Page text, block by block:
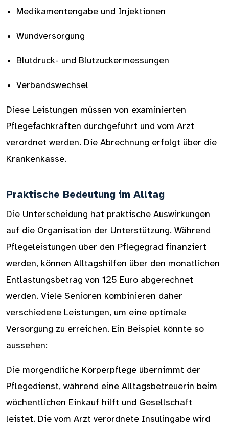
Medikamentengabe und Injektionen
Wundversorgung
Blutdruck- und Blutzuckermessungen
Verbandswechsel
Diese Leistungen müssen von examinierten
Pflegefachkräften durchgeführt und vom Arzt
verordnet werden. Die Abrechnung erfolgt über die
Krankenkasse.
Praktische Bedeutung im Alltag
Die Unterscheidung hat praktische Auswirkungen
auf die Organisation der Unterstützung. Während
Pflegeleistungen über den Pflegegrad finanziert
werden, können Alltagshilfen über den monatlichen
Entlastungsbetrag von 125 Euro abgerechnet
werden. Viele Senioren kombinieren daher
verschiedene Leistungen, um eine optimale
Versorgung zu erreichen. Ein Beispiel könnte so
aussehen:
Die morgendliche Körperpflege übernimmt der
Pflegedienst, während eine Alltagsbetreuerin beim
wöchentlichen Einkauf hilft und Gesellschaft
leistet. Die vom Arzt verordnete Insulingabe wird